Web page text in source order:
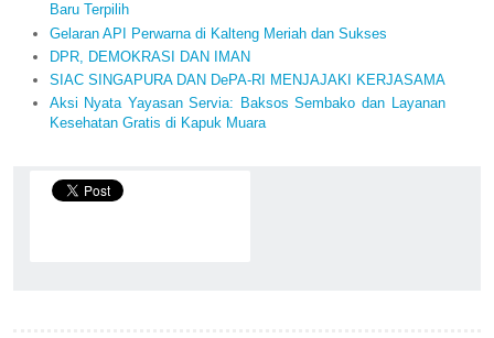
Baru Terpilih
Gelaran API Perwarna di Kalteng Meriah dan Sukses
DPR, DEMOKRASI DAN IMAN
SIAC SINGAPURA DAN DePA-RI MENJAJAKI KERJASAMA
Aksi Nyata Yayasan Servia: Baksos Sembako dan Layanan
Kesehatan Gratis di Kapuk Muara